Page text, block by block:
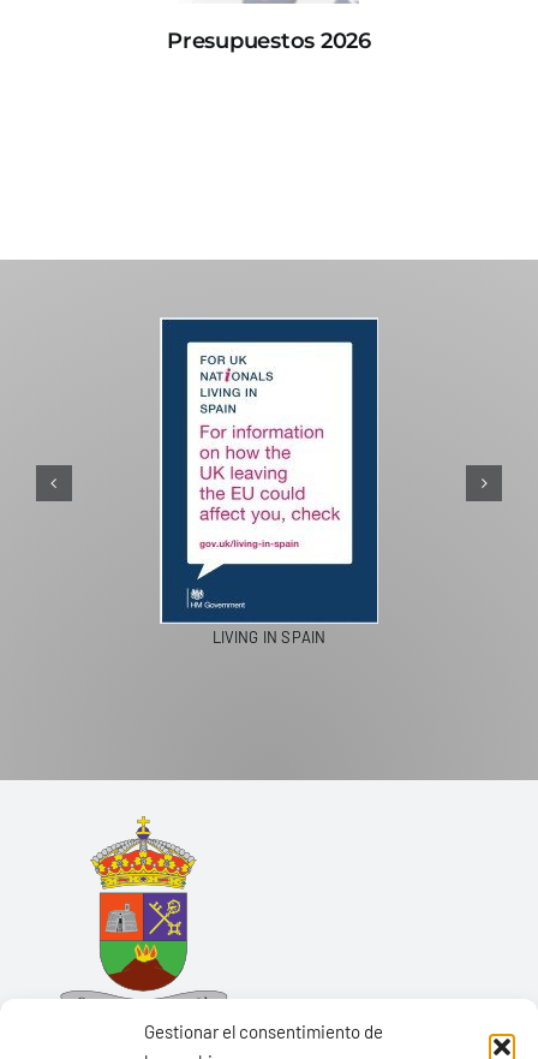
Gestionar el consentimiento de
Presupuestos 2026
LIVING IN SPAIN